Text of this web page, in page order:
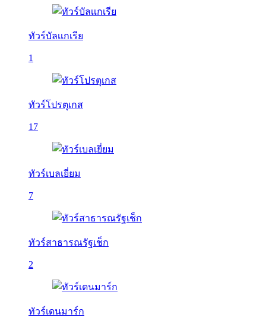
ทัวร์บัลเเกเรีย
1
ทัวร์โปรตุเกส
17
ทัวร์เบลเยี่ยม
7
ทัวร์สาธารณรัฐเช็ก
2
ทัวร์เดนมาร์ก